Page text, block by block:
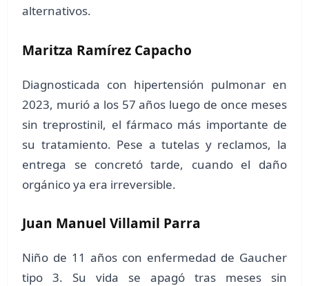
alternativos.
Maritza Ramírez Capacho
Diagnosticada con hipertensión pulmonar en
2023, murió a los 57 años luego de once meses
sin treprostinil, el fármaco más importante de
su tratamiento. Pese a tutelas y reclamos, la
entrega se concretó tarde, cuando el daño
orgánico ya era irreversible.
Juan Manuel Villamil Parra
Niño de 11 años con enfermedad de Gaucher
tipo 3. Su vida se apagó tras meses sin